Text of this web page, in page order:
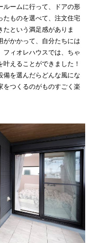
ルームに行って、ドアの形
たものを選べて、注文住宅
という満足感がありま
がかかって、自分たちには
フィオレハウスでは、ちゃ
えることができました！
備を選んだらどんな風にな
をつくるのがものすごく楽